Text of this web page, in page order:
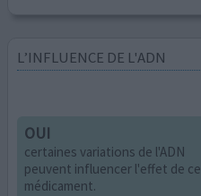
L’INFLUENCE DE L'ADN
OUI
certaines variations de l'ADN
peuvent influencer l'effet de ce
médicament.